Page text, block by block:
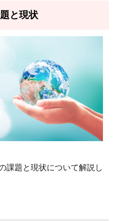
と現状
課題と現状について解説し